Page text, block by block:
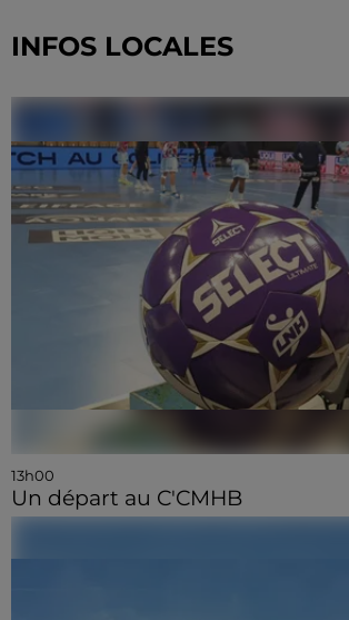
INFOS LOCALES
13h00
Un départ au C'CMHB